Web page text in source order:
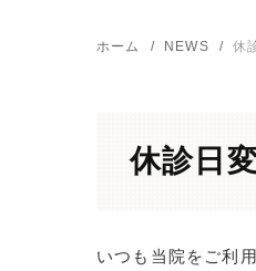
ホーム NEWS 休
休診日
いつも当院をご利